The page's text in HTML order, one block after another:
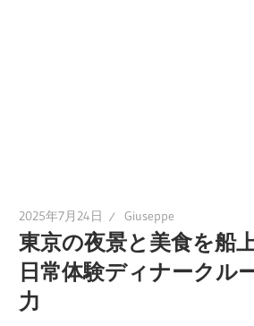
2025年7月24日 Giuseppe
東京の夜景と美食を船
日常体験ディナークル
力